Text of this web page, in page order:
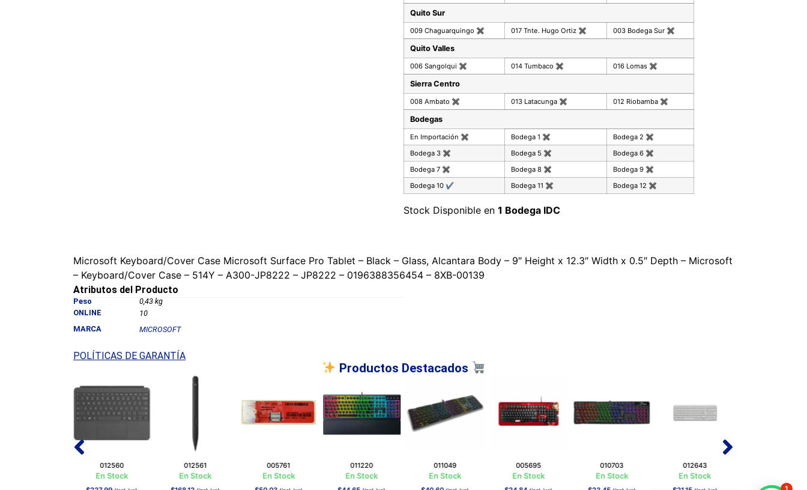
Quito Sur
009 Chaguarquingo ✖ 017 Tnte. Hugo Ortiz ✖ 003 Bodega Sur ✖
Quito Valles
006 Sangolqui ✖ 014 Tumbaco ✖ 016 Lomas ✖
Sierra Centro
008 Ambato ✖ 013 Latacunga ✖ 012 Riobamba ✖
Bodegas
En Importación ✖ Bodega 1 ✖ Bodega 2 ✖
Bodega 3 ✖ Bodega 5 ✖ Bodega 6 ✖
Bodega 7 ✖ Bodega 8 ✖ Bodega 9 ✖
Bodega 10 ✔ Bodega 11 ✖ Bodega 12 ✖
Stock Disponible en 1 Bodega IDC
Microsoft Keyboard/Cover Case Microsoft Surface Pro Tablet – Black – Glass, Alcantara Body – 9″ Height x 12.3″ Width x 0.5″ Depth – Microsoft
– Keyboard/Cover Case – 514Y – A300-JP8222 – JP8222 – 0196388356454 – 8XB-00139
Atributos del Producto
Peso
0,43 kg
ONLINE
10
MARCA
MICROSOFT
POLÍTICAS DE GARANTÍA
Productos Destacados
012560
En Stock
012561
En Stock
005761
En Stock
011220
En Stock
011049
En Stock
005695
En Stock
010703
En Stock
012643
En Stock